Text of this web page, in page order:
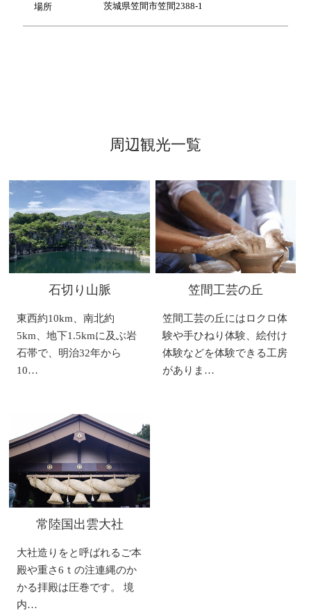
場所 茨城県笠間市笠間2388-1
周辺観光一覧
石切り山脈
東西約10km、南北約
5km、地下1.5kmに及ぶ岩
石帯で、明治32年から
10…
笠間工芸の丘
笠間工芸の丘にはロクロ体
験や手ひねり体験、絵付け
体験などを体験できる工房
がありま…
常陸国出雲大社
大社造りをと呼ばれるご本
殿や重さ6ｔの注連縄のか
かる拝殿は圧巻です。 境
内…